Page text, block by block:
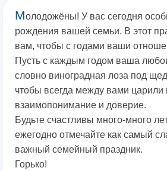
Молодожёны! У вас сегодня
рождения вашей семьи. В этот
вам, чтобы с годами ваши
Пусть с каждым годом ваша
словно виноградная лоза под
чтобы всегда между вами царили
взаимопонимание и доверие.
Будьте счастливы много-много
ежегодно отмечайте как самый
важный семейный праздник.
Горько!